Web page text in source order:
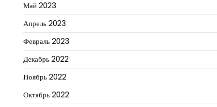
Май 2023
Апрель 2023
Февраль 2023
Декабрь 2022
Ноябрь 2022
Октябрь 2022